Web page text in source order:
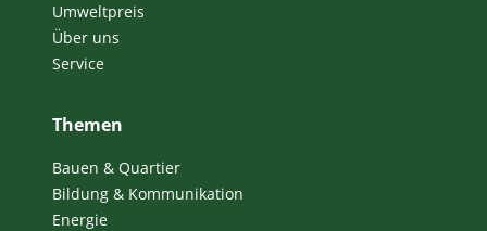
Umweltpreis
Über uns
Service
Themen
Bauen & Quartier
Bildung & Kommunikation
Energie